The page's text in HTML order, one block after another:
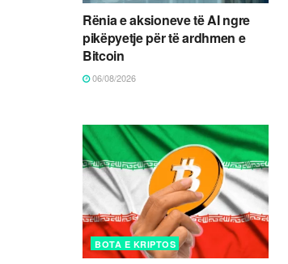
Rënia e aksioneve të AI ngre
pikëpyetje për të ardhmen e
Bitcoin
06/08/2026
BOTA E KRIPTOS